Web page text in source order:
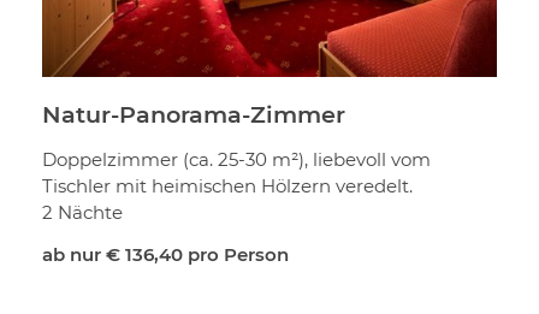
Natur-Panorama-Zimmer
Doppelzimmer (ca. 25-30 m²), liebevoll vom
Tischler mit heimischen Hölzern veredelt.
2 Nächte
ab nur € 136,40 pro Person